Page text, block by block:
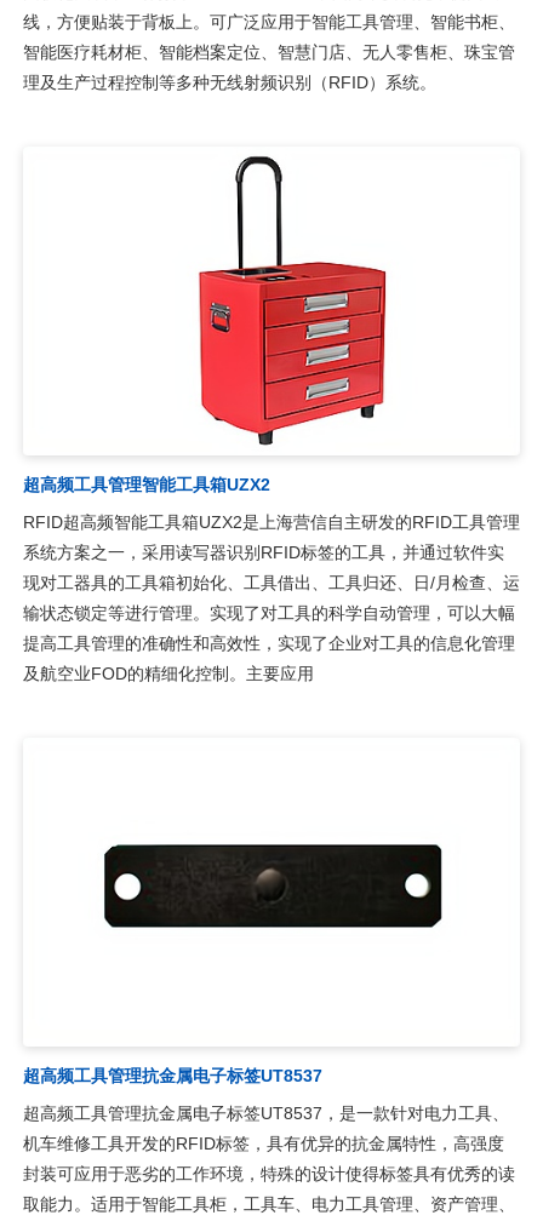
超高频UHF智能柜圆极化天线UA2323
RFID超高频UHF智能柜圆极化天线UA2323，是一款高性能的UHF
圆极化天线，工作频率：902-928 MHz，四角带安装孔，侧面出
线，方便贴装于背板上。可广泛应用于智能工具管理、智能书柜、
智能医疗耗材柜、智能档案定位、智慧门店、无人零售柜、珠宝管
理及生产过程控制等多种无线射频识别（RFID）系统。
系统方案之一，采用读写器识别RFID标签的工具，并通过软件实
现对工器具的工具箱初始化、工具借出、工具归还、日/月检查、运
输状态锁定等进行管理。实现了对工具的科学自动管理，可以大幅